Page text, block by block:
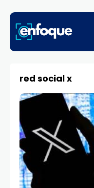
red social x